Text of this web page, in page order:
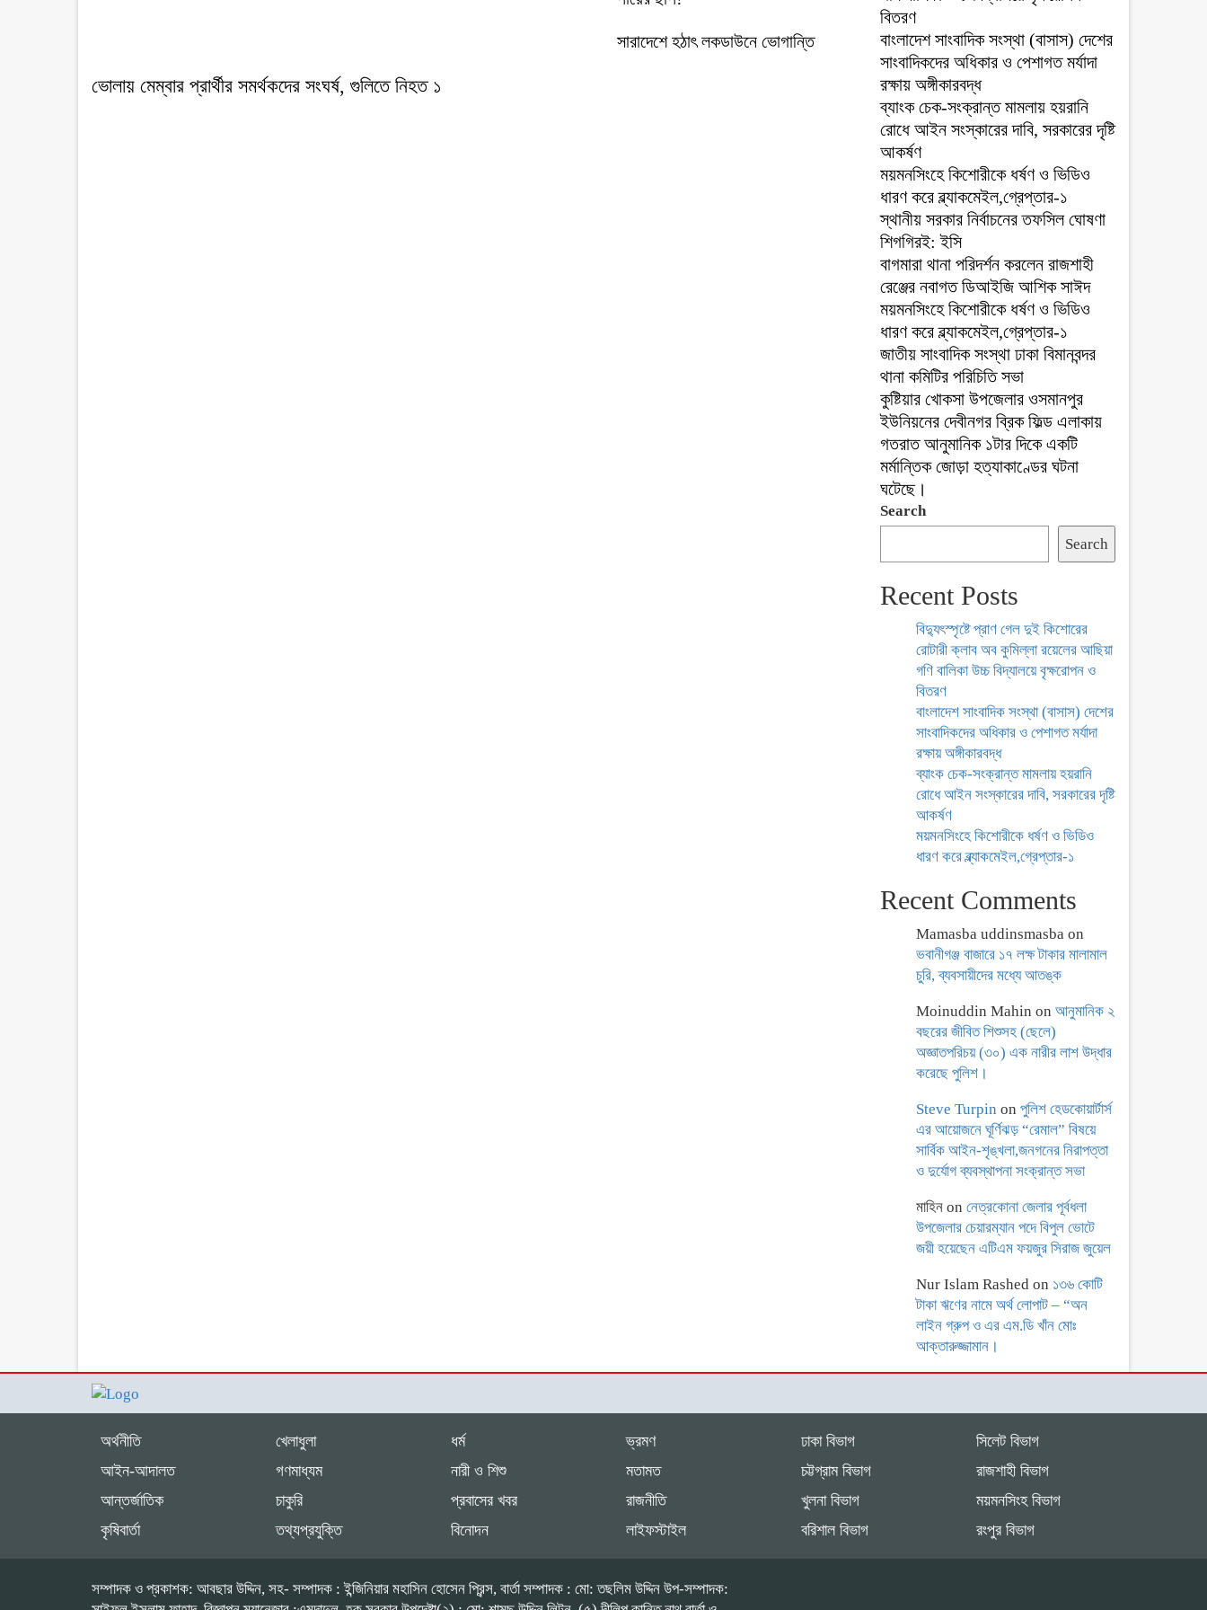
সারাদেশে হঠাৎ লকডাউনে ভোগান্তি
ভোলায় মেম্বার প্রার্থীর সমর্থকদের সংঘর্ষ, গুলিতে নিহত ১
বিতরণ
বাংলাদেশ সাংবাদিক সংস্থা (বাসাস) দেশের
সাংবাদিকদের অধিকার ও পেশাগত মর্যাদা
রক্ষায় অঙ্গীকারবদ্ধ
ব্যাংক চেক-সংক্রান্ত মামলায় হয়রানি
রোধে আইন সংস্কারের দাবি, সরকারের দৃষ্টি
আকর্ষণ
ময়মনসিংহে কিশোরীকে ধর্ষণ ও ভিডিও
ধারণ করে ব্ল্যাকমেইল,গ্রেপ্তার-১
স্থানীয় সরকার নির্বাচনের তফসিল ঘোষণা
শিগগিরই: ইসি
বাগমারা থানা পরিদর্শন করলেন রাজশাহী
রেঞ্জের নবাগত ডিআইজি আশিক সাঈদ
ময়মনসিংহে কিশোরীকে ধর্ষণ ও ভিডিও
ধারণ করে ব্ল্যাকমেইল,গ্রেপ্তার-১
জাতীয় সাংবাদিক সংস্থা ঢাকা বিমানবন্দর
থানা কমিটির পরিচিতি সভা
কুষ্টিয়ার খোকসা উপজেলার ওসমানপুর
ইউনিয়নের দেবীনগর ব্রিক ফিল্ড এলাকায়
গতরাত আনুমানিক ১টার দিকে একটি
মর্মান্তিক জোড়া হত্যাকাণ্ডের ঘটনা
ঘটেছে।
Search
Search
Recent Posts
বিদ্যুৎস্পৃষ্টে প্রাণ গেল দুই কিশোরের
রোটারী ক্লাব অব কুমিল্লা রয়েলের আছিয়া
গণি বালিকা উচ্চ বিদ্যালয়ে বৃক্ষরোপন ও
বিতরণ
বাংলাদেশ সাংবাদিক সংস্থা (বাসাস) দেশের
সাংবাদিকদের অধিকার ও পেশাগত মর্যাদা
রক্ষায় অঙ্গীকারবদ্ধ
ব্যাংক চেক-সংক্রান্ত মামলায় হয়রানি
রোধে আইন সংস্কারের দাবি, সরকারের দৃষ্টি
আকর্ষণ
ময়মনসিংহে কিশোরীকে ধর্ষণ ও ভিডিও
ধারণ করে ব্ল্যাকমেইল,গ্রেপ্তার-১
Recent Comments
Mamasba uddinsmasba on
ভবানীগঞ্জ বাজারে ১৭ লক্ষ টাকার মালামাল
চুরি, ব্যবসায়ীদের মধ্যে আতঙ্ক
Moinuddin Mahin on আনুমানিক ২
বছরের জীবিত শিশুসহ (ছেলে)
অজ্ঞাতপরিচয় (৩০) এক নারীর লাশ উদ্ধার
করেছে পুলিশ।
Steve Turpin on পুলিশ হেডকোয়ার্টার্স
এর আয়োজনে ঘূর্ণিঝড় “রেমাল” বিষয়ে
সার্বিক আইন-শৃঙ্খলা,জনগনের নিরাপত্তা
ও দুর্যোগ ব্যবস্থাপনা সংক্রান্ত সভা
মাহিনon নেত্রকোনা জেলার পূর্বধলা
উপজেলার চেয়ারম্যান পদে বিপুল ভোটে
জয়ী হয়েছেন এটিএম ফয়জুর সিরাজ জুয়েল
Nur Islam Rashed on ১৩৬ কোটি
টাকা ঋণের নামে অর্থ লোপাট – “অন
লাইন গ্রুপ ও এর এম.ডি খাঁন মোঃ
আক্তারুজ্জামান।
অর্থনীতি
আইন-আদালত
আন্তর্জাতিক
কৃষিবার্তা
খেলাধুলা
গণমাধ্যম
চাকুরি
তথ্যপ্রযুক্তি
ধর্ম
নারী ও শিশু
প্রবাসের খবর
বিনোদন
ভ্রমণ
মতামত
রাজনীতি
লাইফস্টাইল
ঢাকা বিভাগ
চট্টগ্রাম বিভাগ
খুলনা বিভাগ
বরিশাল বিভাগ
সিলেট বিভাগ
রাজশাহী বিভাগ
ময়মনসিংহ বিভাগ
রংপুর বিভাগ
সম্পাদক ও প্রকাশক: আবছার উদ্দিন, সহ- সম্পাদক : ইন্জিনিয়ার মহাসিন হোসেন প্রিন্স, বার্তা সম্পাদক : মো: তছলিম উদ্দিন উপ-সম্পাদক: